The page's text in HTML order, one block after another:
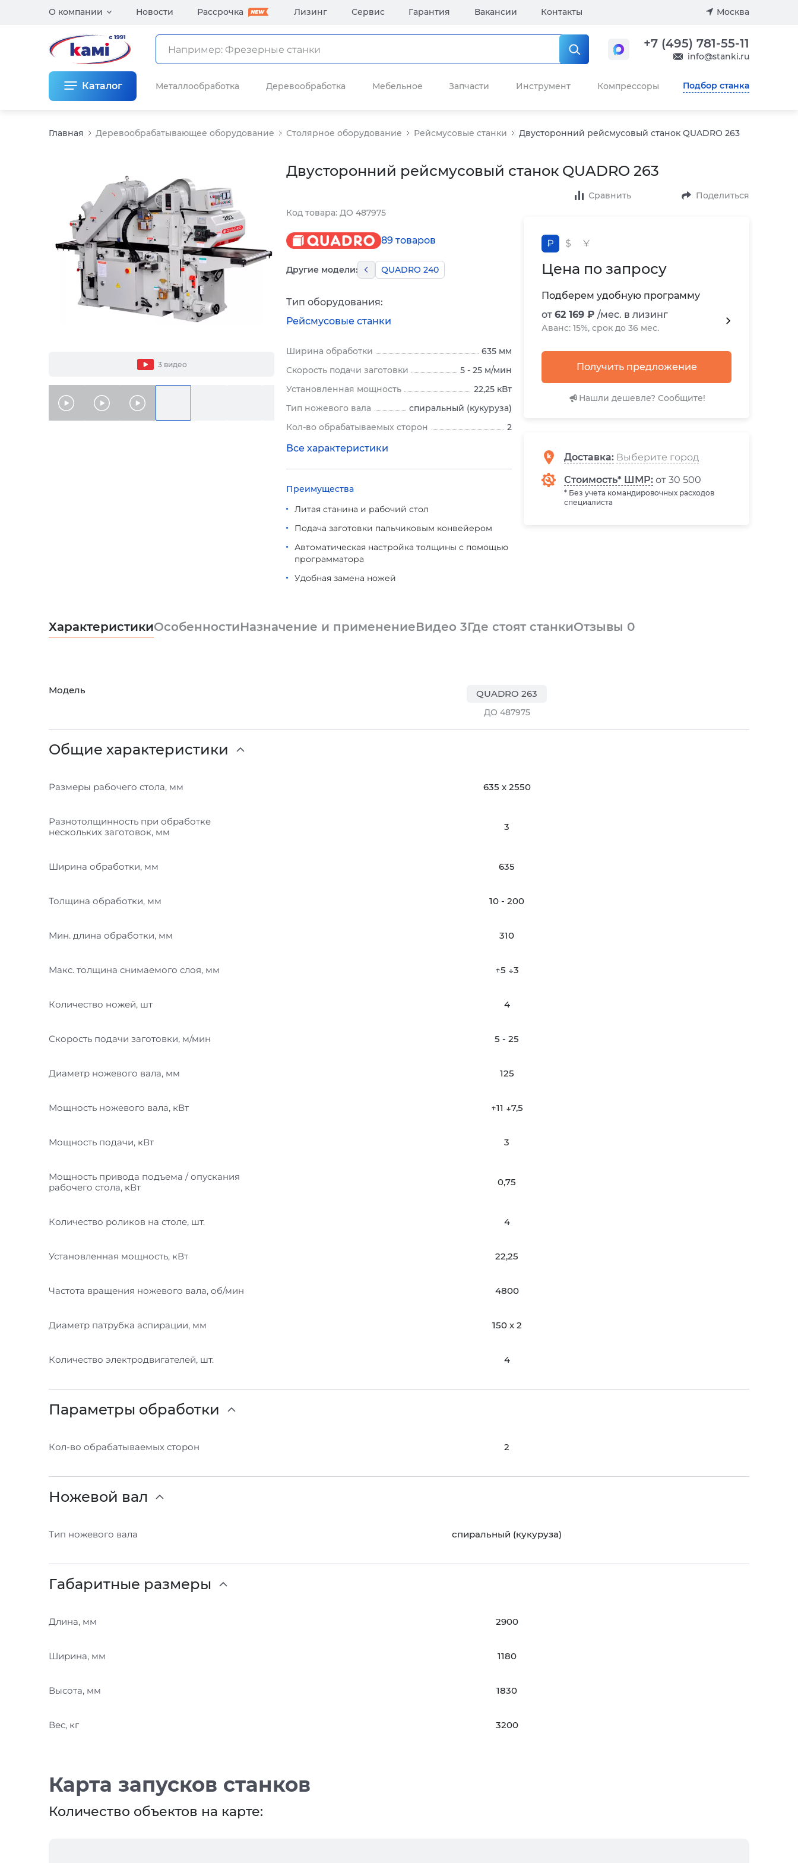
О компании Новости Рассрочка Лизинг Сервис Гарантия Вакансии Контакты Москва
+7 (495) 781-55-11
info@stanki.ru
Каталог Металлообработка Деревообработка Мебельное Запчасти Инструмент Компрессоры Подбор станка
Главная Деревообрабатывающее оборудование Столярное оборудование Рейсмусовые станки Двусторонний рейсмусовый станок QUADRO 263
Двусторонний рейсмусовый станок QUADRO 263
Код товара: ДО 487975
Сравнить Поделиться
3 видео
₽ $ ¥
Цена по запросу
Подберем удобную программу
от 62 169 ₽ /мес. в лизинг
Аванс: 15%, срок до 36 мес.
Получить предложение
Нашли дешевле? Сообщите!
Доставка:
Стоимость* ШМР: от 30 500
* Без учета командировочных расходов
специалиста
89 товаров
Другие модели: QUADRO 240
Тип оборудования:
Рейсмусовые станки
Ширина обработки
635 мм
Скорость подачи заготовки
5 - 25 м/мин
Установленная мощность
22,25 кВт
Тип ножевого вала
спиральный (кукуруза)
Кол-во обрабатываемых сторон
2
Все характеристики
Преимущества
Литая станина и рабочий стол
Подача заготовки пальчиковым конвейером
Автоматическая настройка толщины с помощью
программатора
Удобная замена ножей
ХарактеристикиОсобенностиНазначение и применениеВидео 3Где стоят станкиОтзывы 0
Модель QUADRO 263
ДО 487975
Общие характеристики
Размеры рабочего стола, мм 635 х 2550
Разнотолщинность при обработке
нескольких заготовок, мм
3
Ширина обработки, мм 635
Толщина обработки, мм 10 - 200
Мин. длина обработки, мм 310
Макс. толщина снимаемого слоя, мм ↑5 ↓3
Количество ножей, шт 4
Скорость подачи заготовки, м/мин 5 - 25
Диаметр ножевого вала, мм 125
Мощность ножевого вала, кВт ↑11 ↓7,5
Мощность подачи, кВт 3
Мощность привода подъема / опускания
рабочего стола, кВт
0,75
Количество роликов на столе, шт. 4
Установленная мощность, кВт 22,25
Частота вращения ножевого вала, об/мин 4800
Диаметр патрубка аспирации, мм 150 х 2
Количество электродвигателей, шт. 4
Параметры обработки
Кол-во обрабатываемых сторон 2
Ножевой вал
Тип ножевого вала спиральный (кукуруза)
Габаритные размеры
Длина, мм 2900
Ширина, мм 1180
Высота, мм 1830
Вес, кг 3200
Карта запусков станков
Количество объектов на карте: